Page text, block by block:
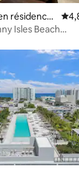
résidence
Isles Beach